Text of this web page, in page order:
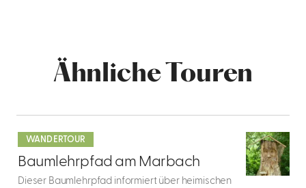
Ähnliche Touren
WANDERTOUR
1
Baumlehrpfad am Marbach
Dieser Baumlehrpfad informiert über heimischen
dazu